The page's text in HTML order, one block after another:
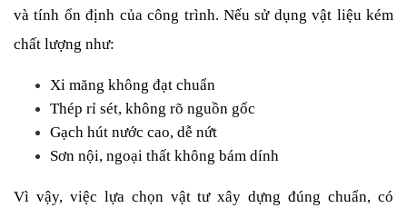
và tính ổn định của công trình. Nếu sử dụng vật liệu kém
chất lượng như:
Xi măng không đạt chuẩn
Thép rỉ sét, không rõ nguồn gốc
Gạch hút nước cao, dễ nứt
Sơn nội, ngoại thất không bám dính
Vì vậy, việc lựa chọn vật tư xây dựng đúng chuẩn, có